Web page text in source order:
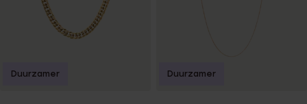
Duurzamer Duurzamer